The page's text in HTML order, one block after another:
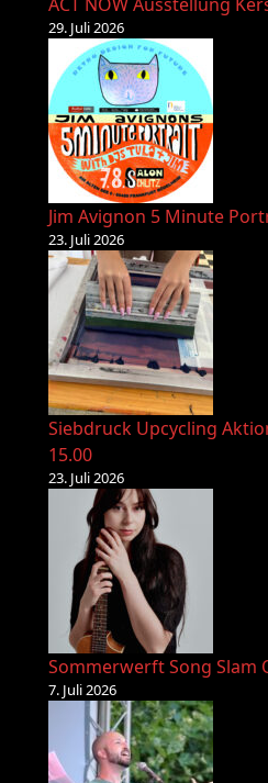
29. Juli 2026
Jim Avignon 5 Minute
23. Juli 2026
Siebdruck Upcycling
15.00
23. Juli 2026
Sommerwerft Song Slam
7. Juli 2026